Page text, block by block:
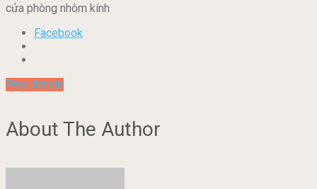
cửa phòng nhôm kính
Facebook
Prev Article
About The Author